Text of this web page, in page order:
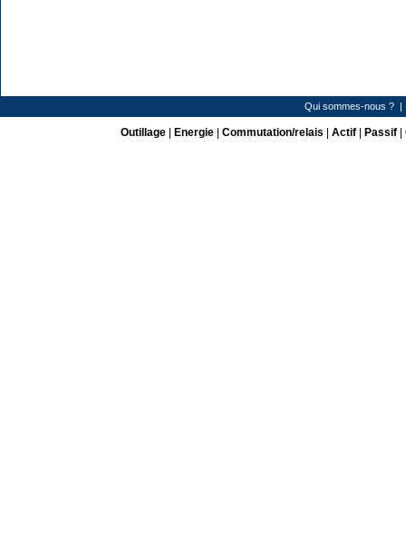
Qui sommes-nous ?
Outillage Energie Commutation/relais Actif Passif